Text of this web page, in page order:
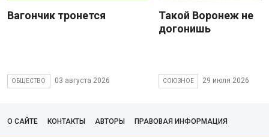
Вагончик тронется
ОБЩЕСТВО 03 августа 2026
Такой Воронеж не
догонишь
СОЮЗНОЕ 29 июля 2026
О САЙТЕ КОНТАКТЫ АВТОРЫ ПРАВОВАЯ ИНФОРМАЦИЯ